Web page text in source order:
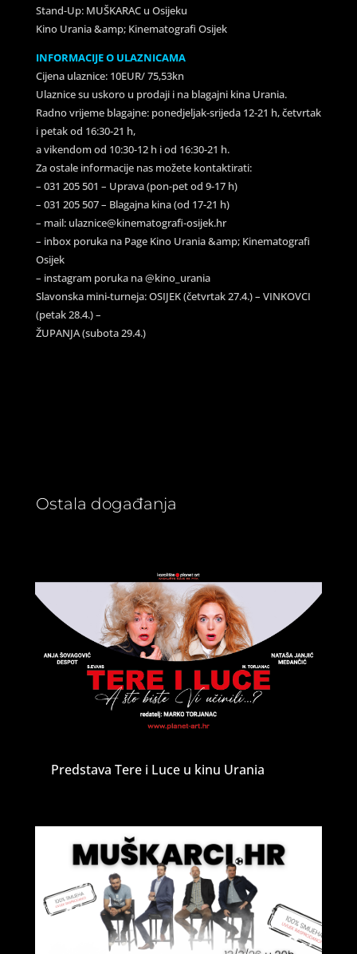
Stand-Up: MUŠKARAC u Osijeku
Kino Urania &amp; Kinematografi Osijek
INFORMACIJE O ULAZNICAMA
Cijena ulaznice: 10EUR/ 75,53kn
Ulaznice su uskoro u prodaji i na blagajni kina Urania.
Radno vrijeme blagajne: ponedjeljak-srijeda 12-21 h, četvrtak
i petak od 16:30-21 h,
a vikendom od 10:30-12 h i od 16:30-21 h.
Za ostale informacije nas možete kontaktirati:
– 031 205 501 – Uprava (pon-pet od 9-17 h)
– 031 205 507 – Blagajna kina (od 17-21 h)
– mail: ulaznice@kinematografi-osijek.hr
– inbox poruka na Page Kino Urania &amp; Kinematografi
Osijek
– instagram poruka na @kino_urania
Slavonska mini-turneja: OSIJEK (četvrtak 27.4.) – VINKOVCI
(petak 28.4.) –
ŽUPANJA (subota 29.4.)
Ostala događanja
Predstava Tere i Luce u kinu Urania